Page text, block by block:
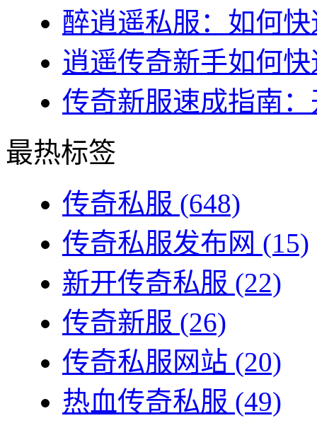
醉逍遥私服：如何
逍遥传奇新手如何
传奇新服速成指南
最热标签
传奇私服 (648)
传奇私服发布网 (15)
新开传奇私服 (22)
传奇新服 (26)
传奇私服网站 (20)
热血传奇私服 (49)